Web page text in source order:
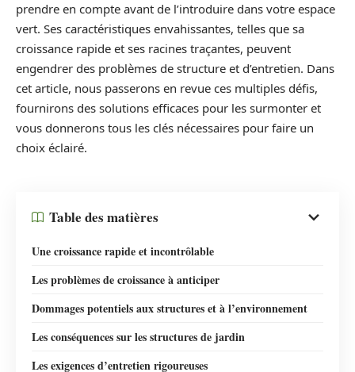
prendre en compte avant de l’introduire dans votre espace
vert. Ses caractéristiques envahissantes, telles que sa
croissance rapide et ses racines traçantes, peuvent
engendrer des problèmes de structure et d’entretien. Dans
cet article, nous passerons en revue ces multiples défis,
fournirons des solutions efficaces pour les surmonter et
vous donnerons tous les clés nécessaires pour faire un
choix éclairé.
Table des matières
Une croissance rapide et incontrôlable
Les problèmes de croissance à anticiper
Dommages potentiels aux structures et à l’environnement
Les conséquences sur les structures de jardin
Les exigences d’entretien rigoureuses